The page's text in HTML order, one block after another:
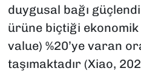
duygusal bağı
ürüne biçtiği
value) %20’ye varan
taşımaktadır (Xiao,